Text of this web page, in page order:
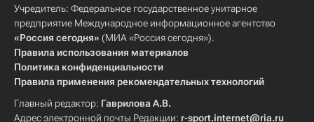
Учредитель: Федеральное государственное унитарное
предприятие Международное информационное агентство
«Россия сегодня» (МИА «Россия сегодня»).
Правила использования материалов
Политика конфиденциальности
Правила применения рекомендательных технологий
Главный редактор: Гаврилова А.В.
Адрес электронной почты Редакции: r-sport.internet@ria.ru